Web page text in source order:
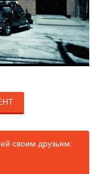
своим друзьям: